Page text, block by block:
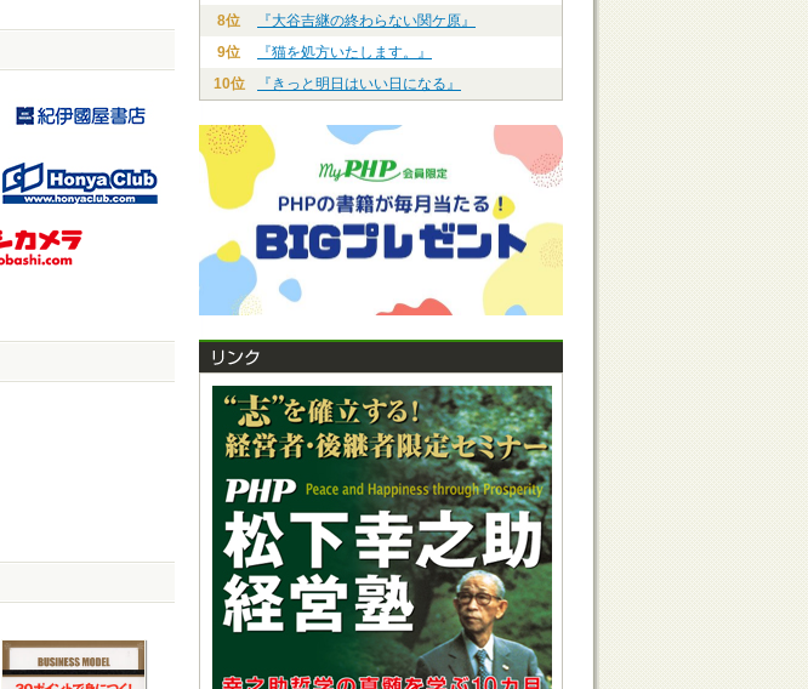
8位
『大谷吉継の終わらない関ケ原』
9位
『猫を処方いたします。』
10位
『きっと明日はいい日になる』